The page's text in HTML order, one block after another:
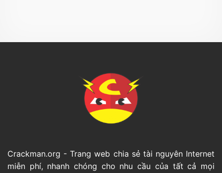
Crackman.org - Trang web chia sẻ tài nguyên Internet
miễn phí, nhanh chóng cho nhu cầu của tất cả mọi